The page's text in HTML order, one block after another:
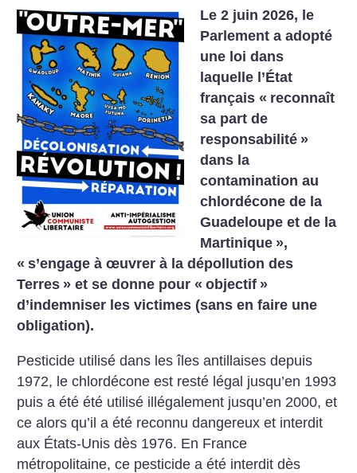
Le 2 juin 2026, le
Parlement a adopté
une loi dans
laquelle l’État
français « reconnaît
sa part de
responsabilité »
dans la
contamination au
chlordécone de la
Guadeloupe et de la
Martinique »,
« s’engage à œuvrer à la dépollution des
Terres » et se donne pour « objectif »
d’indemniser les victimes (sans en faire une
obligation).
Pesticide utilisé dans les îles antillaises depuis
1972, le chlordécone est resté légal jusqu’en 1993
puis a été été utilisé illégalement jusqu’en 2000, et
ce alors qu’il a été reconnu dangereux et interdit
aux États-Unis dès 1976. En France
métropolitaine, ce pesticide a été interdit dès